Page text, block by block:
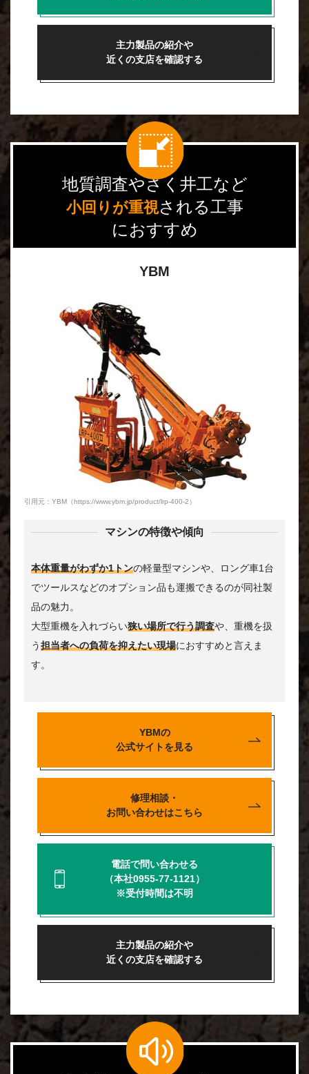
主力製品の紹介や
近くの支店を確認する
地質調査やさく井工など
小回りが重視される工事
におすすめ
YBM
引用元：YBM（https://www.ybm.jp/product/lrp-400-2）
マシンの特徴や傾向
本体重量がわずか1トンの軽量型マシンや、ロング車1台
でツールスなどのオプション品も運搬できるのが同社製
品の魅力。
大型重機を入れづらい狭い場所で行う調査や、重機を扱
う担当者への負荷を抑えたい現場におすすめと言えま
す。
YBMの
公式サイトを見る
修理相談・
お問い合わせはこちら
電話で問い合わせる
（本社0955-77-1121）
※受付時間は不明
主力製品の紹介や
近くの支店を確認する